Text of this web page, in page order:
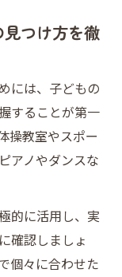
つけ方を徹
には、子どもの
することが第一
操教室やスポー
アノやダンスな
的に活用し、実
確認しましょ
個々に合わせた